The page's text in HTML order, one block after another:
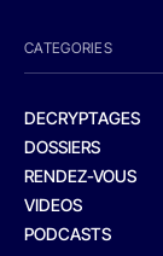
CATEGORIES
DECRYPTAGES
DOSSIERS
RENDEZ-VOUS
VIDEOS
PODCASTS